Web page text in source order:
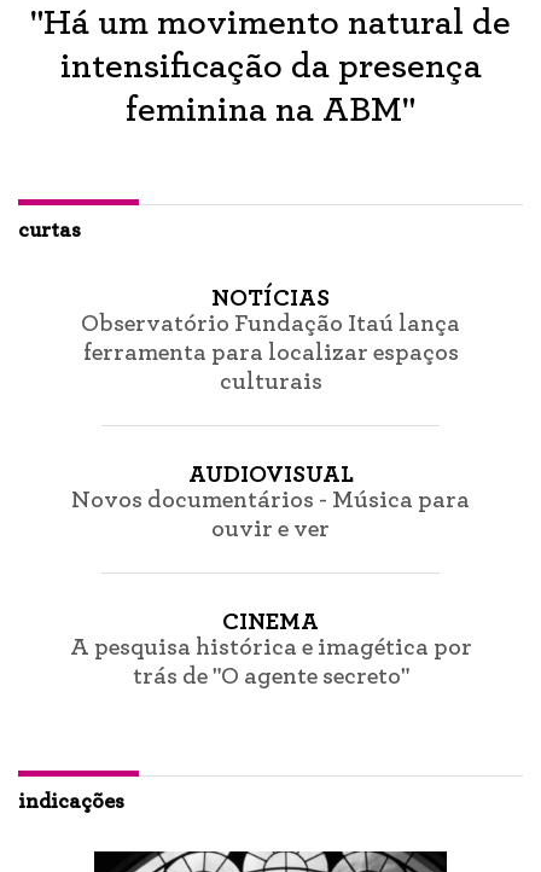
"Há um movimento natural de
intensificação da presença
feminina na ABM"
curtas
NOTÍCIAS
Observatório Fundação Itaú lança
ferramenta para localizar espaços
culturais
AUDIOVISUAL
Novos documentários - Música para
ouvir e ver
CINEMA
A pesquisa histórica e imagética por
trás de "O agente secreto"
indicações